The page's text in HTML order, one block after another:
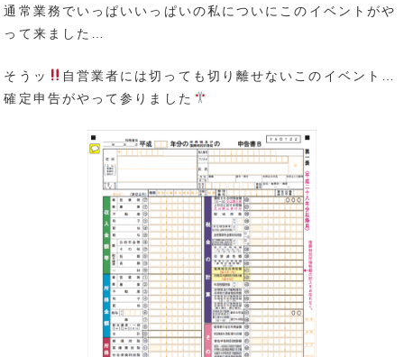
通常業務でいっぱいいっぱいの私についにこのイベントがや
って来ました…
そうッ
自営業者には切っても切り離せないこのイベント…
確定申告がやって参りました